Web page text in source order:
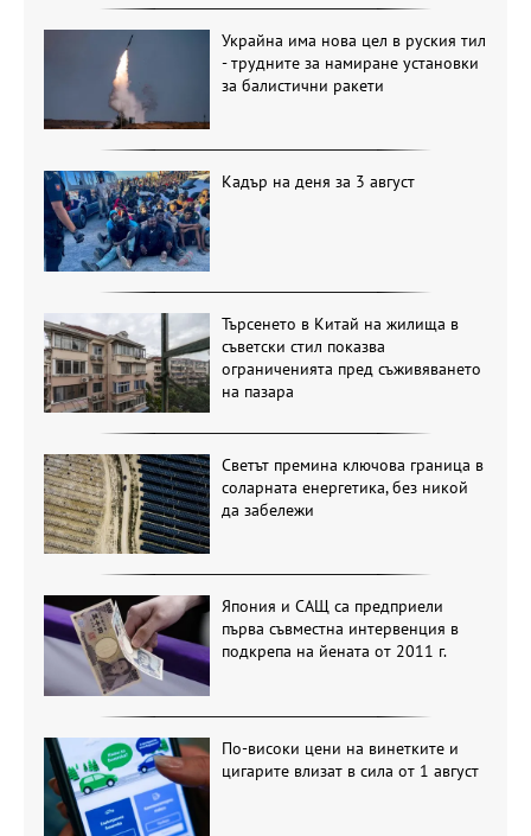
Украйна има нова цел в руския тил
- трудните за намиране установки
за балистични ракети
Кадър на деня за 3 август
Търсенето в Китай на жилища в
съветски стил показва
ограниченията пред съживяването
на пазара
Светът премина ключова граница в
соларната енергетика, без никой
да забележи
Япония и САЩ са предприели
първа съвместна интервенция в
подкрепа на йената от 2011 г.
По-високи цени на винетките и
цигарите влизат в сила от 1 август